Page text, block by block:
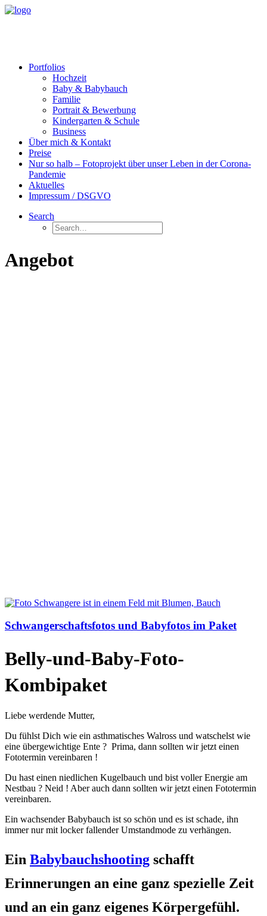
Portfolios
Hochzeit
Baby & Babybauch
Familie
Portrait & Bewerbung
Kindergarten & Schule
Business
Über mich & Kontakt
Preise
Nur so halb – Fotoprojekt über unser Leben in der Corona-
Pandemie
Aktuelles
Impressum / DSGVO
Search
Angebot
Schwangerschaftsfotos und Babyfotos im Paket
Belly-und-Baby-Foto-
Kombipaket
Liebe werdende Mutter,
Du fühlst Dich wie ein asthmatisches Walross und watschelst wie
eine übergewichtige Ente ? Prima, dann sollten wir jetzt einen
Fototermin vereinbaren !
Du hast einen niedlichen Kugelbauch und bist voller Energie am
Nestbau ? Neid ! Aber auch dann sollten wir jetzt einen Fototermin
vereinbaren.
Ein wachsender Babybauch ist so schön und es ist schade, ihn
immer nur mit locker fallender Umstandmode zu verhängen.
Ein Babybauchshooting schafft
Erinnerungen an eine ganz spezielle Zeit
und an ein ganz eigenes Körpergefühl.